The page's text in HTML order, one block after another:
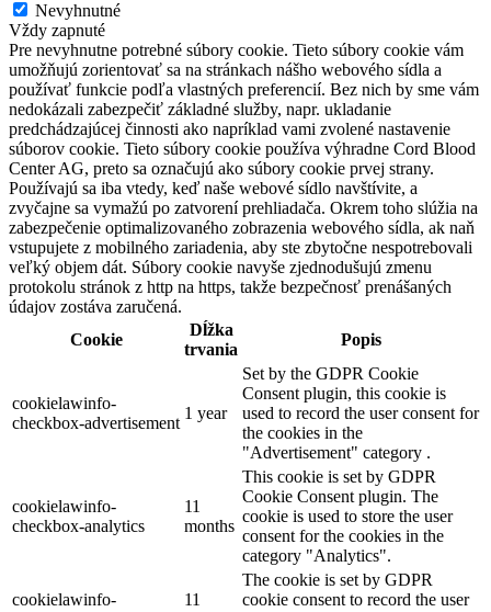
Nevyhnutné
Vždy zapnuté
Pre nevyhnutne potrebné súbory cookie. Tieto súbory cookie vám
umožňujú zorientovať sa na stránkach nášho webového sídla a
používať funkcie podľa vlastných preferencií. Bez nich by sme vám
nedokázali zabezpečiť základné služby, napr. ukladanie
predchádzajúcej činnosti ako napríklad vami zvolené nastavenie
súborov cookie. Tieto súbory cookie používa výhradne Cord Blood
Center AG, preto sa označujú ako súbory cookie prvej strany.
Používajú sa iba vtedy, keď naše webové sídlo navštívite, a
zvyčajne sa vymažú po zatvorení prehliadača. Okrem toho slúžia na
zabezpečenie optimalizovaného zobrazenia webového sídla, ak naň
vstupujete z mobilného zariadenia, aby ste zbytočne nespotrebovali
veľký objem dát. Súbory cookie navyše zjednodušujú zmenu
protokolu stránok z http na https, takže bezpečnosť prenášaných
údajov zostáva zaručená.
Cookie
Dĺžka
trvania
Popis
cookielawinfo-
checkbox-advertisement
1 year
Set by the GDPR Cookie
Consent plugin, this cookie is
used to record the user consent for
the cookies in the
"Advertisement" category .
cookielawinfo-
checkbox-analytics
11
months
This cookie is set by GDPR
Cookie Consent plugin. The
cookie is used to store the user
consent for the cookies in the
category "Analytics".
cookielawinfo-
11
The cookie is set by GDPR
cookie consent to record the user